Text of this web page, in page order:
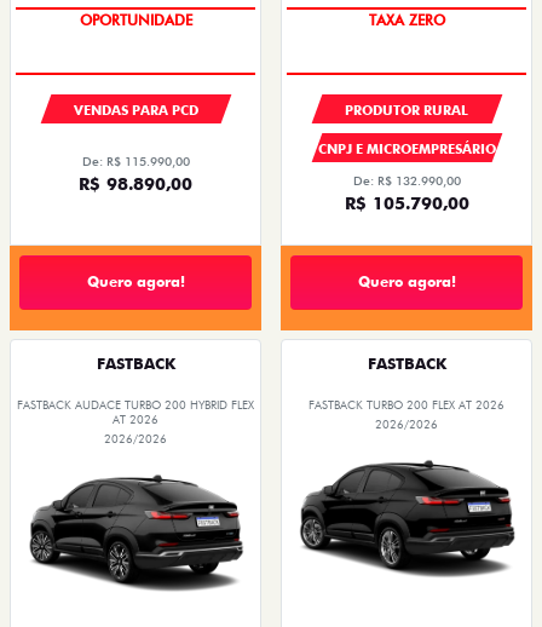
OPORTUNIDADE
VENDAS PARA PCD
De: R$ 115.990,00
R$ 98.890,00
Quero agora!
TAXA ZERO
PRODUTOR RURAL
CNPJ E MICROEMPRESÁRIO
De: R$ 132.990,00
R$ 105.790,00
Quero agora!
FASTBACK
FASTBACK AUDACE TURBO 200 HYBRID FLEX
AT 2026
2026/2026
FASTBACK
FASTBACK TURBO 200 FLEX AT 2026
2026/2026